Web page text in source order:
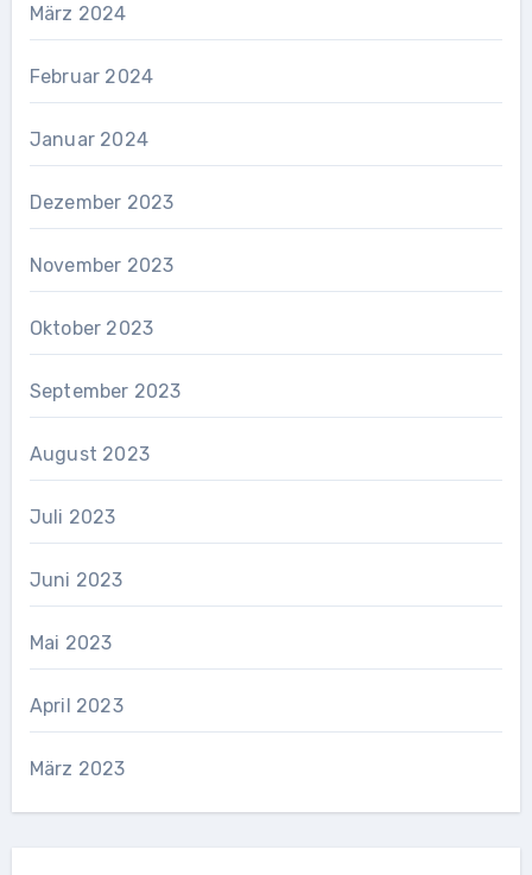
März 2024
Februar 2024
Januar 2024
Dezember 2023
November 2023
Oktober 2023
September 2023
August 2023
Juli 2023
Juni 2023
Mai 2023
April 2023
März 2023